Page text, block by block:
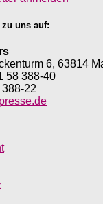
uns auf:
6, 63814
58 388-40
22